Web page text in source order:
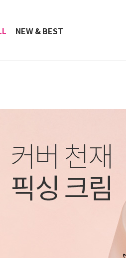
NEW & BEST